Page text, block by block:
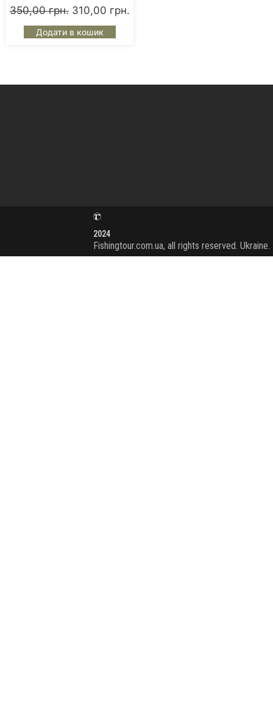
350,00грн. 310,00 грн.
Додати в кошик
2024
Fishingtour.com.ua, all rights reserved. Ukraine.